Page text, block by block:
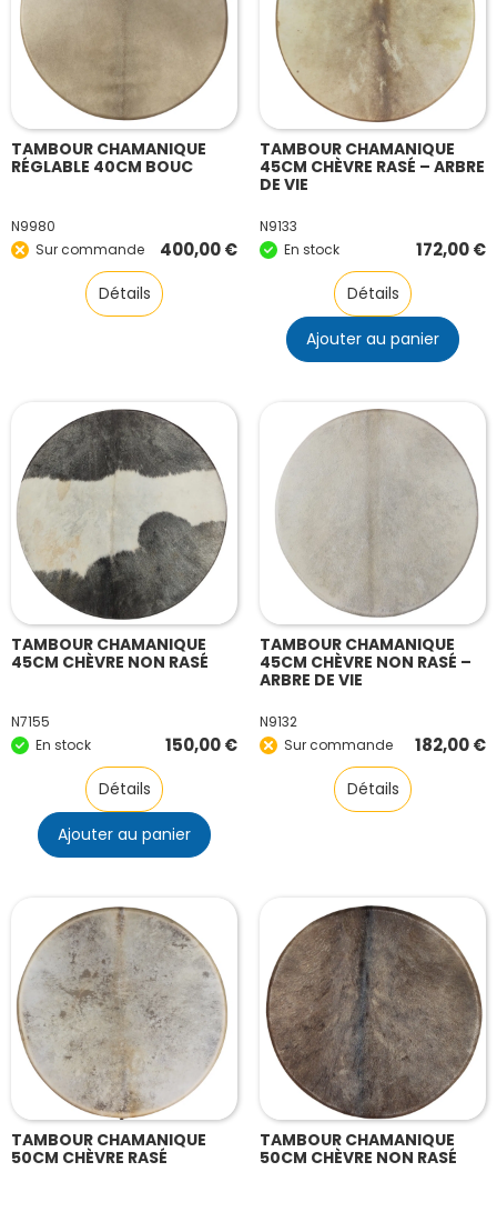
TAMBOUR CHAMANIQUE
RÉGLABLE 40CM BOUC
N9980
Sur commande
400,00€
Détails
TAMBOUR CHAMANIQUE
45CM CHÈVRE RASÉ – ARBRE
DE VIE
N9133
En stock
172,00€
Détails
Ajouter au panier
TAMBOUR CHAMANIQUE
45CM CHÈVRE NON RASÉ
N7155
En stock
150,00€
Détails
Ajouter au panier
TAMBOUR CHAMANIQUE
45CM CHÈVRE NON RASÉ –
ARBRE DE VIE
N9132
Sur commande
182,00€
Détails
TAMBOUR CHAMANIQUE
50CM CHÈVRE RASÉ
TAMBOUR CHAMANIQUE
50CM CHÈVRE NON RASÉ